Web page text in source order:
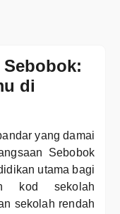
di
yang damai
Sebobok
utama bagi
kod sekolah
sekolah rendah